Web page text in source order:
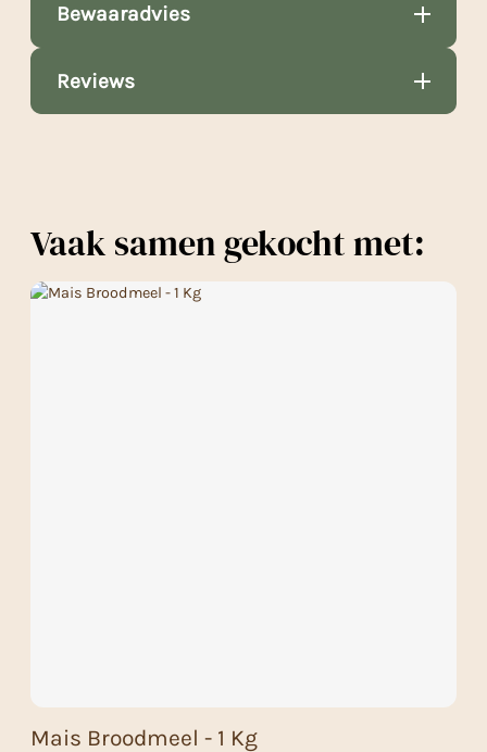
Bewaaradvies
Reviews
Vaak samen gekocht met:
Mais Broodmeel - 1 Kg